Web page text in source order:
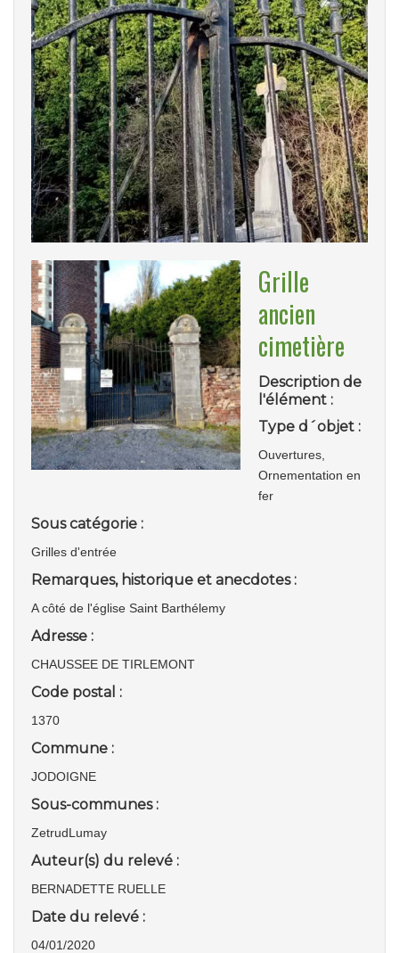
Grille
ancien
cimetière
Description de
l'élément :
Type d´objet :
Ouvertures,
Ornementation en
fer
Sous catégorie :
Grilles d'entrée
Remarques, historique et anecdotes :
A côté de l'église Saint Barthélemy
Adresse :
CHAUSSEE DE TIRLEMONT
Code postal :
1370
Commune :
JODOIGNE
Sous-communes :
ZetrudLumay
Auteur(s) du relevé :
BERNADETTE RUELLE
Date du relevé :
04/01/2020